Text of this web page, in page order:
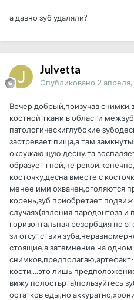
а давно зуб удаляли?
Julyetta
Опубликовано 2
Вечер добрый,поизучав
костной ткани в области
патологическиглубокие
застревает пища,а там
окружающую десну,та
образует гной,не
косточку,десна вместе с
менее ими охвачен,оголяются
корень,зуб приобретает
случаях(явления пародонтоза и
горизонтальная резорбция по
зи отсутствия
стоящие,а затемнение на одном
кости....это лишь
вижу полостьрта)пользуйтесь
остатков еды,но